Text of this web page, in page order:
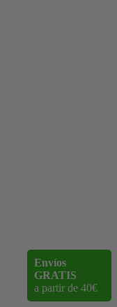
Envíos
GRATIS
a partir de 40€